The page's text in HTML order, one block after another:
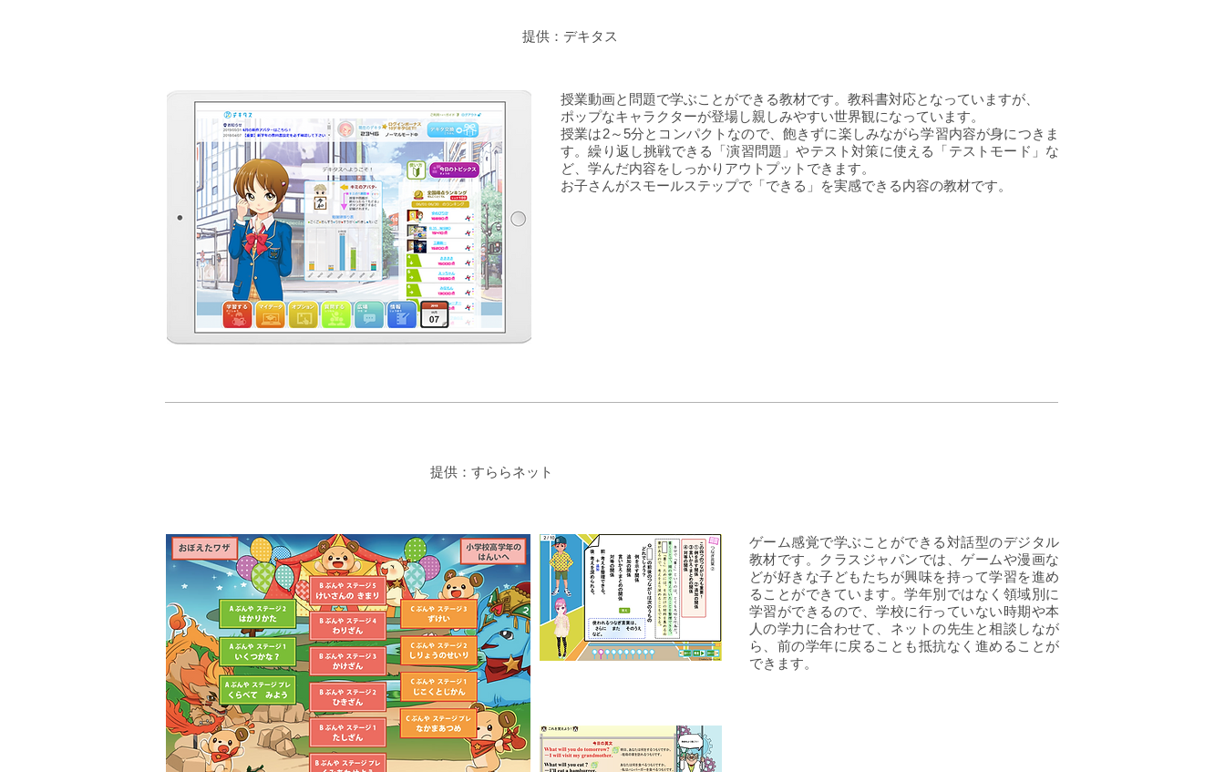
提供：デキタス
授業動画と問題で学ぶことができる教材です。教科書対応となっていますが、
ポップなキャラクターが登場し親しみやすい世界観になっています。
授業は2～5分とコンパクトなので、飽きずに楽しみながら学習内容が身につきま
す。繰り返し挑戦できる「演習問題」やテスト対策に使える「テストモード」な
ど、学んだ内容をしっかりアウトプットできます。
お子さんがスモールステップで「できる」を実感できる内容の教材です。
提供：すららネット
ゲーム感覚で学ぶことができる対話型のデジタル
教材です。クラスジャパンでは、ゲームや漫画な
どが好きな子どもたちが興味を持って学習を進め
ることができています。学年別ではなく領域別に
学習ができるので、学校に行っていない時期や本
人の学力に合わせて、ネットの先生と相談しなが
ら、前の学年に戻ることも抵抗なく進めることが
できます。